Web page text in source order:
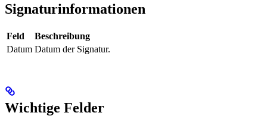
Signaturinformationen
Feld
Beschreibung
Datum Datum der Signatur.
Wichtige Felder